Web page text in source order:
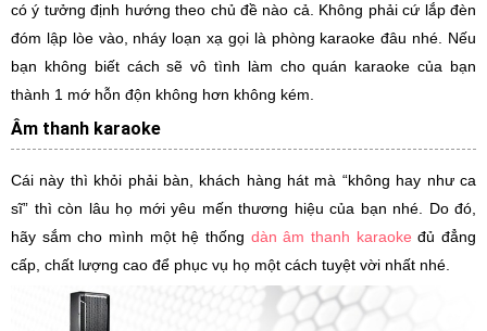
có ý tưởng định hướng theo chủ đề nào cả. Không phải cứ lắp đèn
đóm lập lòe vào, nháy loạn xạ gọi là phòng karaoke đâu nhé. Nếu
bạn không biết cách sẽ vô tình làm cho quán karaoke của bạn
thành 1 mớ hỗn độn không hơn không kém.
Âm thanh karaoke
Cái này thì khỏi phải bàn, khách hàng hát mà “không hay như ca
sĩ” thì còn lâu họ mới yêu mến thương hiệu của bạn nhé. Do đó,
hãy sắm cho mình một hệ thống dàn âm thanh karaoke đủ đẳng
cấp, chất lượng cao để phục vụ họ một cách tuyệt vời nhất nhé.